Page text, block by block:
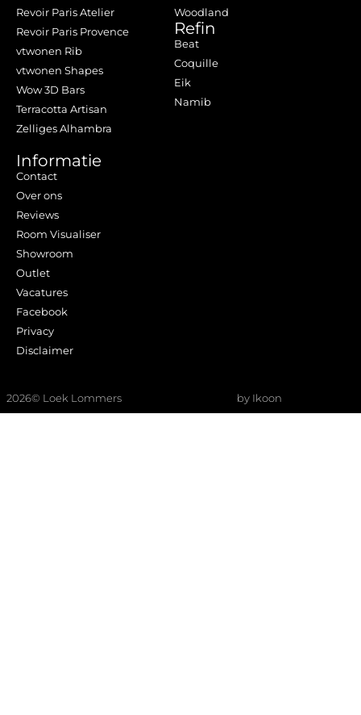
Revoir Paris Atelier
Revoir Paris Provence
vtwonen Rib
vtwonen Shapes
Wow 3D Bars
Terracotta Artisan
Zelliges Alhambra
Woodland
Refin
Beat
Coquille
Eik
Namib
Informatie
Contact
Over ons
Reviews
Room Visualiser
Showroom
Outlet
Vacatures
Facebook
Privacy
Disclaimer
2026© Loek Lommers by Ikoon